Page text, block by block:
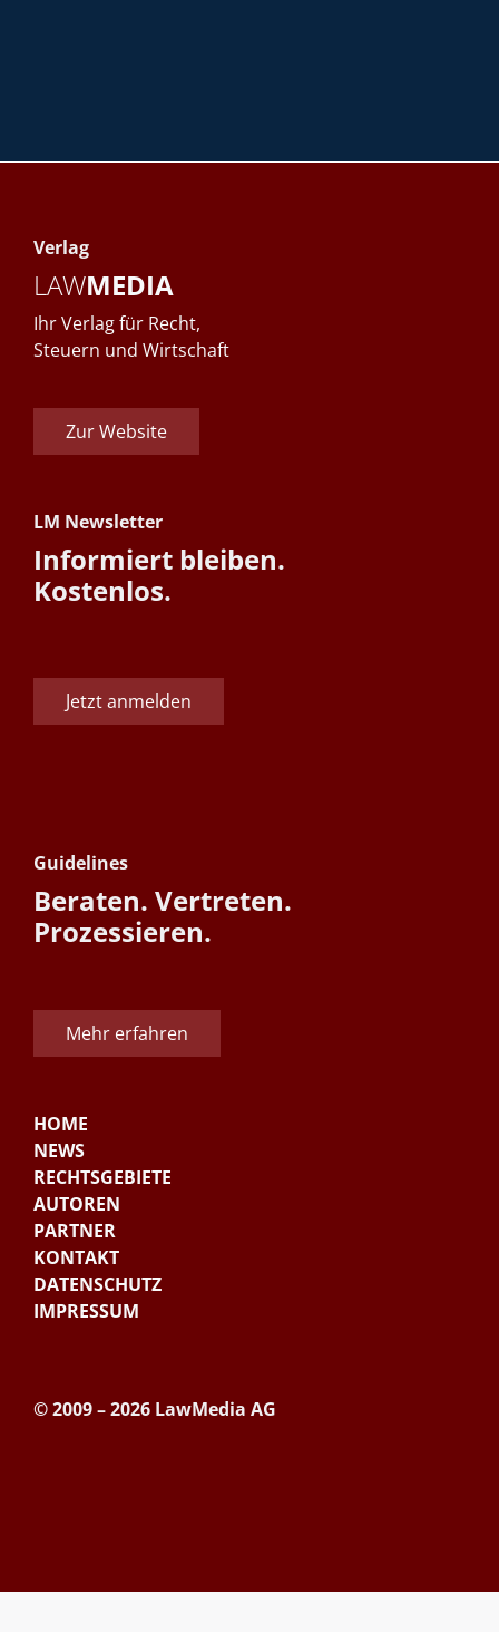
Verlag
LAWMEDIA
Ihr Verlag für Recht,
Steuern und Wirtschaft
Zur Website
LM Newsletter
Informiert bleiben.
Kostenlos.
Jetzt anmelden
Guidelines
Beraten. Vertreten.
Prozessieren.
Mehr erfahren
HOME
NEWS
RECHTSGEBIETE
AUTOREN
PARTNER
KONTAKT
DATENSCHUTZ
IMPRESSUM
© 2009 – 2026 LawMedia AG